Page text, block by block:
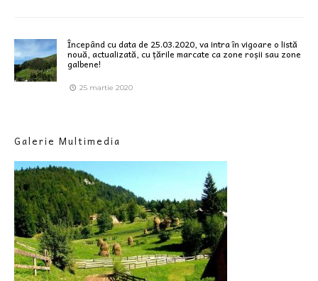
Începând cu data de 25.03.2020, va intra în vigoare o listă
nouă, actualizată, cu țările marcate ca zone roșii sau zone
galbene!
25 martie 2020
Galerie Multimedia